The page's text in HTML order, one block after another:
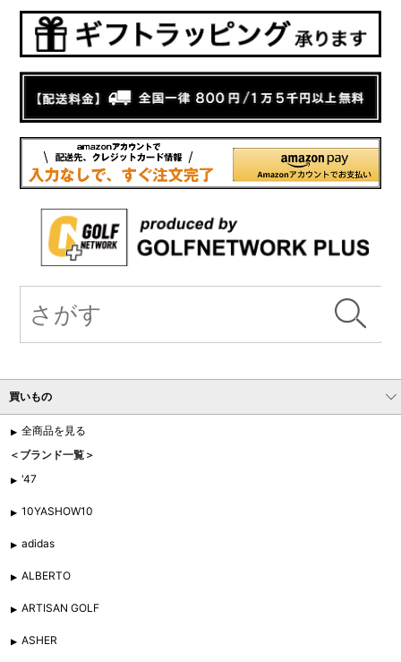
買いもの
全商品を見る
＜ブランド一覧＞
'47
10YASHOW10
adidas
ALBERTO
ARTISAN GOLF
ASHER